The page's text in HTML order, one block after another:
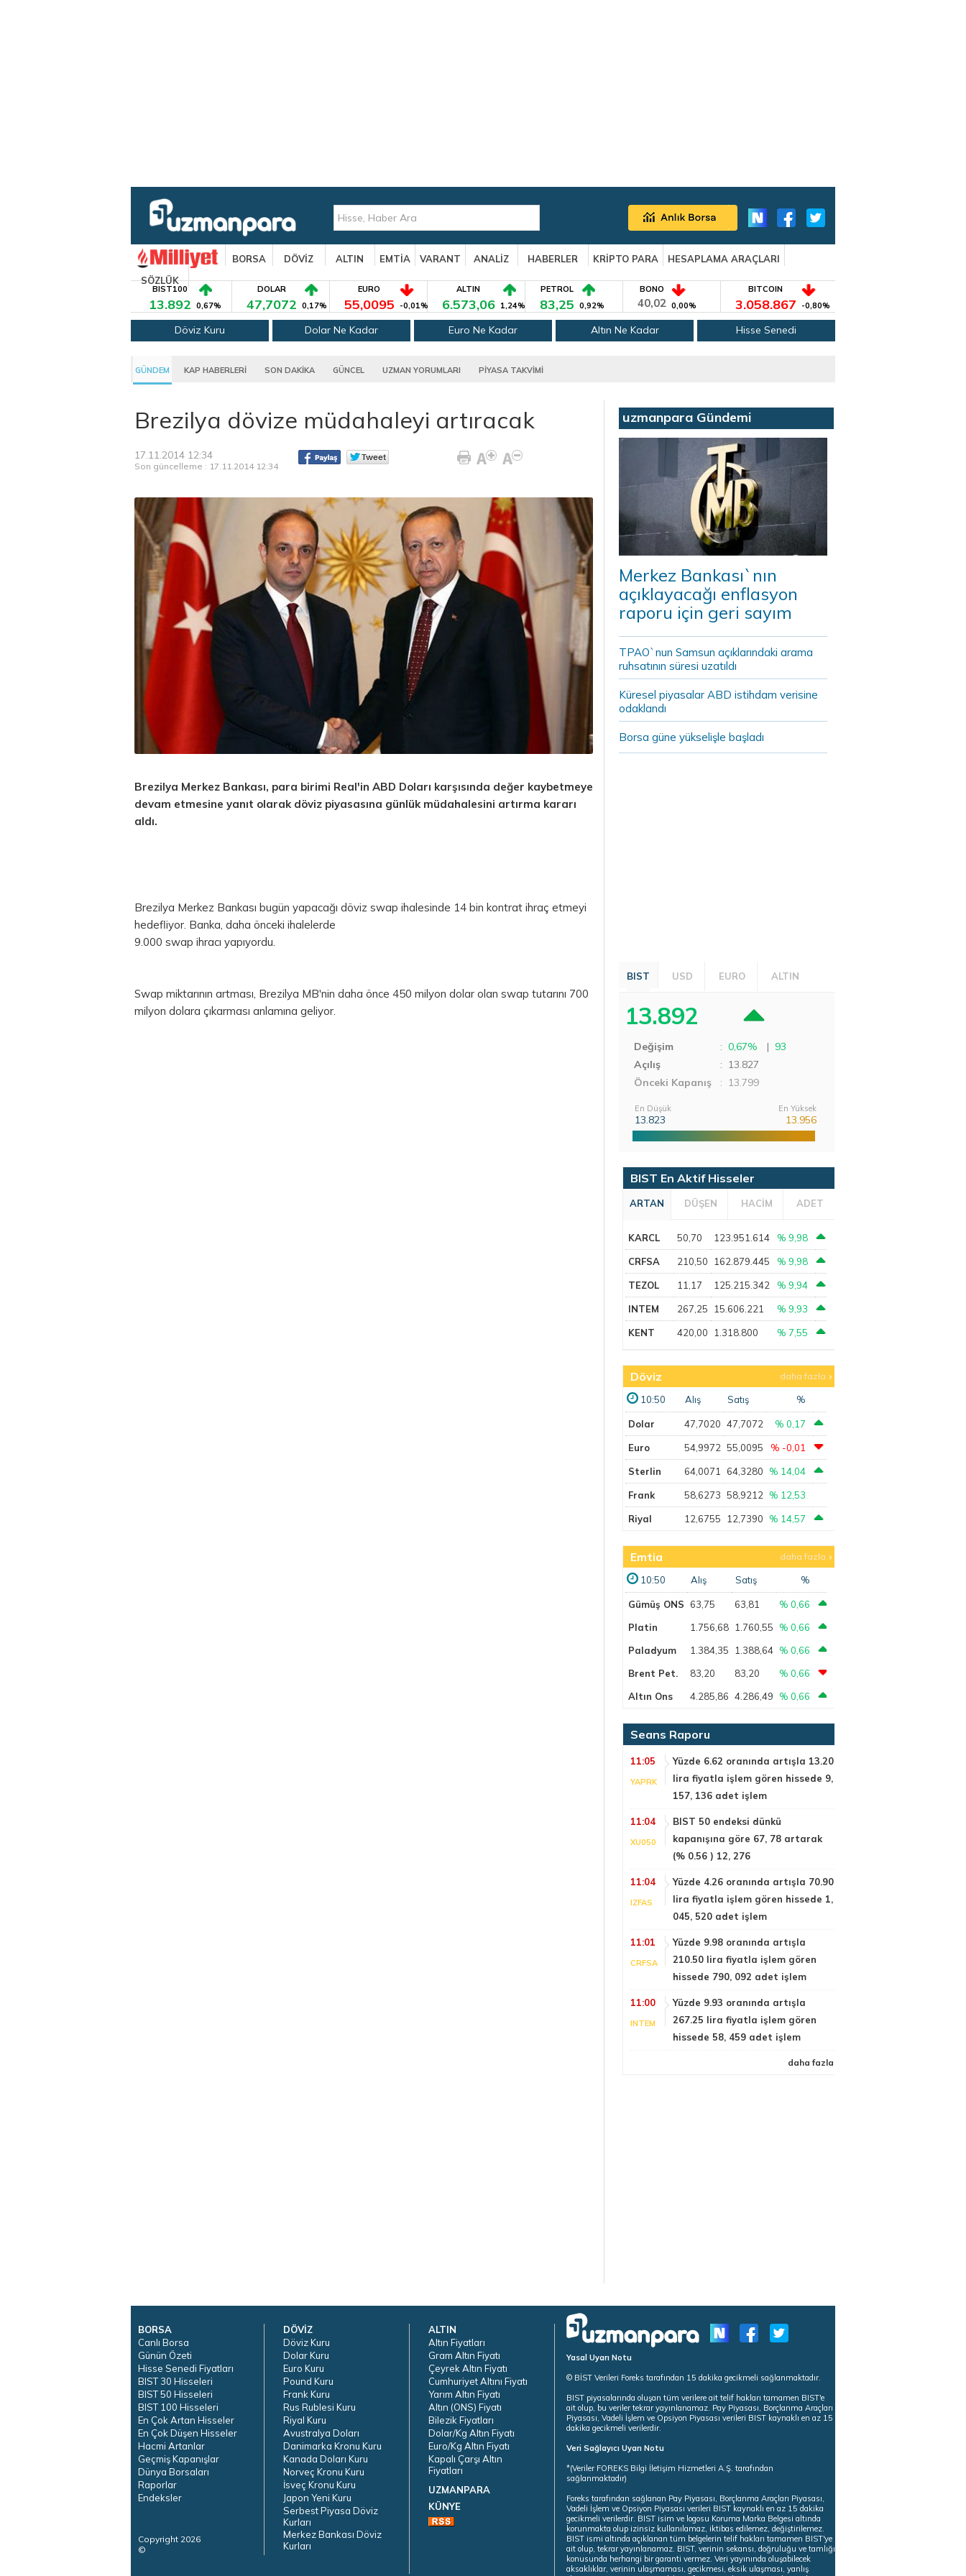
BORSA DÖVİZ ALTIN EMTİA VARANT ANALİZ HABERLER KRİPTO PARA
HESAPLAMA ARAÇLARI
SÖZLÜK
BIST100
13.892 0,67%
DOLAR
47,7072 0,17%
EURO
55,0095 -0,01%
ALTIN
6.573,06 1,24%
PETROL
83,25 0,92%
BONO
40,02 0,00%
BITCOIN
3.058.867 -0,80%
Döviz Kuru Dolar Ne Kadar Euro Ne Kadar Altın Ne Kadar Hisse Senedi
GÜNDEM KAP HABERLERİ SON DAKİKA GÜNCEL UZMAN YORUMLARI PİYASA TAKVİMİ
Brezilya dövize müdahaleyi artıracak
17.11.2014 12:34
Son güncelleme : 17.11.2014 12:34
Brezilya Merkez Bankası, para birimi Real'in ABD Doları karşısında değer kaybetmeye
devam etmesine yanıt olarak döviz piyasasına günlük müdahalesini artırma kararı
aldı.
Brezilya Merkez Bankası bugün yapacağı döviz swap ihalesinde 14 bin kontrat ihraç etmeyi
hedefliyor. Banka, daha önceki ihalelerde
9.000 swap ihracı yapıyordu.
Swap miktarının artması, Brezilya MB'nin daha önce 450 milyon dolar olan swap tutarını 700
milyon dolara çıkarması anlamına geliyor.
uzmanpara Gündemi
Merkez Bankası`nın
açıklayacağı enflasyon
raporu için geri sayım
TPAO`nun Samsun açıklarındaki arama
ruhsatının süresi uzatıldı
Küresel piyasalar ABD istihdam verisine
odaklandı
Borsa güne yükselişle başladı
BIST USD EURO ALTIN
13.892
Değişim : 0,67% | 93
Açılış
: 13.827
Önceki Kapanış
: 13.799
En Düşük
13.823
En Yüksek
13.956
BIST En Aktif Hisseler
ARTAN DÜŞEN HACİM ADET
KARCL 50,70 123.951.614 % 9,98
CRFSA 210,50 162.879.445 % 9,98
TEZOL 11,17 125.215.342 % 9,94
INTEM 267,25 15.606.221 % 9,93
KENT 420,00 1.318.800 % 7,55
Döviz daha fazla
10:50 Alış Satış %
Dolar 47,7020 47,7072 % 0,17
Euro 54,9972 55,0095 % -0,01
Sterlin 64,0071 64,3280 % 14,04
Frank 58,6273 58,9212 % 12,53
Riyal 12,6755 12,7390 % 14,57
Emtia daha fazla
10:50 Alış Satış %
Gümüş ONS 63,75 63,81
% 0,66
Platin
1.756,68 1.760,55
% 0,66
Paladyum
1.384,35 1.388,64 % 0,66
Brent Pet.
83,20 83,20
% 0,66
Altın Ons
4.285,86 4.286,49 % 0,66
Seans Raporu
11:05
YAPRK
Yüzde 6.62 oranında artışla 13.20
lira fiyatla işlem gören hissede 9,
157, 136 adet işlem
11:04
XU050
BIST 50 endeksi dünkü
kapanışına göre 67, 78 artarak
(% 0.56 ) 12, 276
11:04
IZFAS
Yüzde 4.26 oranında artışla 70.90
lira fiyatla işlem gören hissede 1,
045, 520 adet işlem
11:01
CRFSA
Yüzde 9.98 oranında artışla
210.50 lira fiyatla işlem gören
hissede 790, 092 adet işlem
11:00
INTEM
Yüzde 9.93 oranında artışla
267.25 lira fiyatla işlem gören
hissede 58, 459 adet işlem
daha fazla
BORSA
Canlı Borsa
Günün Özeti
Hisse Senedi Fiyatları
BIST 30 Hisseleri
BIST 50 Hisseleri
BIST 100 Hisseleri
En Çok Artan Hisseler
En Çok Düşen Hisseler
Hacmi Artanlar
Geçmiş Kapanışlar
Dünya Borsaları
Raporlar
Endeksler
Copyright 2026
©
DÖVİZ
Döviz Kuru
Dolar Kuru
Euro Kuru
Pound Kuru
Frank Kuru
Rus Rublesi Kuru
Riyal Kuru
Avustralya Doları
Danimarka Kronu Kuru
Kanada Doları Kuru
Norveç Kronu Kuru
İsveç Kronu Kuru
Japon Yeni Kuru
Serbest Piyasa Döviz
Kurları
Merkez Bankası Döviz
Kurları
ALTIN
Altın Fiyatları
Gram Altın Fiyatı
Çeyrek Altın Fiyatı
Cumhuriyet Altını Fiyatı
Yarım Altın Fiyatı
Altın (ONS) Fiyatı
Bilezik Fiyatları
Dolar/Kg Altın Fiyatı
Euro/Kg Altın Fiyatı
Kapalı Çarşı Altın
Fiyatları
UZMANPARA
KÜNYE
Yasal Uyarı Notu
© BİST Verileri Foreks tarafından 15 dakika gecikmeli sağlanmaktadır.
BIST piyasalarında oluşan tüm verilere ait telif hakları tamamen BIST'e
ait olup, bu veriler tekrar yayınlanamaz. Pay Piyasası, Borçlanma Araçları
Piyasası, Vadeli İşlem ve Opsiyon Piyasası verileri BIST kaynaklı en az 15
dakika gecikmeli verilerdir.
Veri Sağlayıcı Uyarı Notu
*(Veriler FOREKS Bilgi İletişim Hizmetleri A.Ş. tarafından
sağlanmaktadır)
Foreks tarafından sağlanan Pay Piyasası, Borçlanma Araçları Piyasası,
Vadeli İşlem ve Opsiyon Piyasası verileri BIST kaynaklı en az 15 dakika
gecikmeli verilerdir. BIST isim ve logosu Koruma Marka Belgesi altında
korunmakta olup izinsiz kullanılamaz, iktibas edilemez, değiştirilemez.
BIST ismi altında açıklanan tüm belgelerin telif hakları tamamen BIST'ye
ait olup, tekrar yayınlanamaz. BIST, verinin sekansı, doğruluğu ve tamlığı
konusunda herhangi bir garanti vermez. Veri yayınında oluşabilecek
aksaklıklar, verinin ulaşmaması, gecikmesi, eksik ulaşması, yanlış